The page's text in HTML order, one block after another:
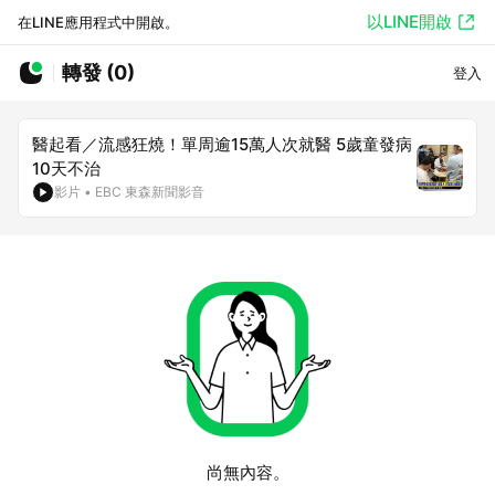
在LINE應用程式中開啟。 以LINE開啟
轉發 (0) 登入
醫起看／流感狂燒！單周逾15萬人次就醫 5歲童發病
10天不治
影片 • EBC 東森新聞影音
尚無內容。